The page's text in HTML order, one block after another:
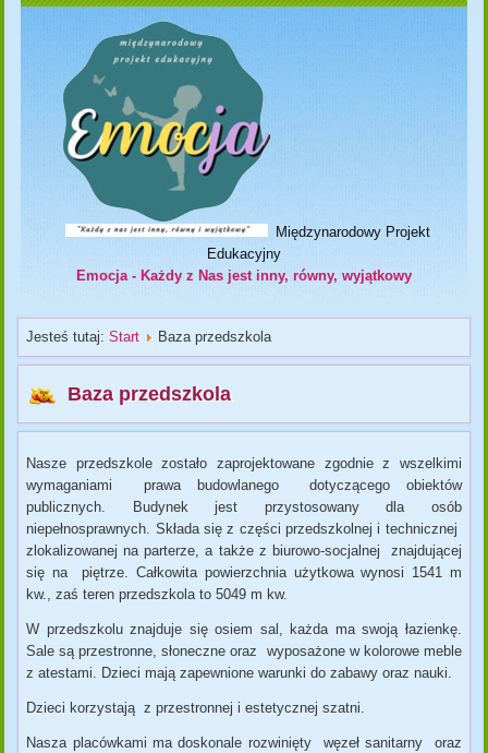
Międzynarodowy Projekt
Edukacyjny
Emocja - Każdy z Nas jest inny, równy, wyjątkowy
Jesteś tutaj:Start Baza przedszkola
Baza przedszkola
Nasze przedszkole zostało zaprojektowane zgodnie z wszelkimi
wymaganiami prawa budowlanego dotyczącego obiektów
publicznych. Budynek jest przystosowany dla osób
niepełnosprawnych. Składa się z części przedszkolnej i technicznej
zlokalizowanej na parterze, a także z biurowo-socjalnej znajdującej
się na piętrze. Całkowita powierzchnia użytkowa wynosi 1541 m
kw., zaś teren przedszkola to 5049 m kw.
W przedszkolu znajduje się osiem sal, każda ma swoją łazienkę.
Sale są przestronne, słoneczne oraz wyposażone w kolorowe meble
z atestami. Dzieci mają zapewnione warunki do zabawy oraz nauki.
Dzieci korzystają z przestronnej i estetycznej szatni.
Nasza placówkami ma doskonale rozwinięty węzeł sanitarny oraz